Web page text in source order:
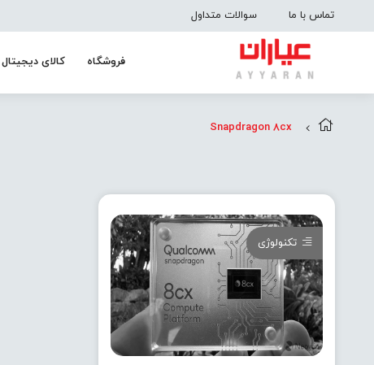
تماس با ما سوالات متداول
فروشگاه کالای دیجیتال
Snapdragon 8cx
تکنولوژی